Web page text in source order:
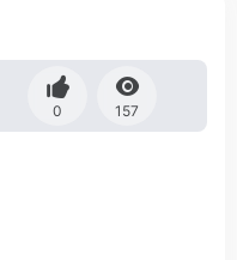
0 157